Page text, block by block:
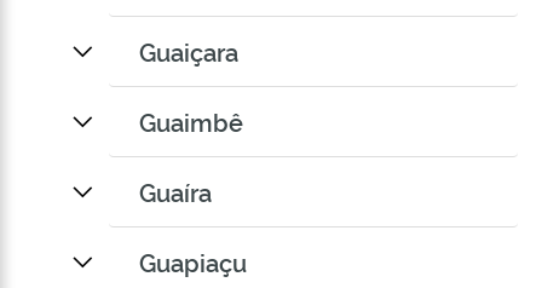
Guaiçara
Guaimbê
Guaíra
Guapiaçu